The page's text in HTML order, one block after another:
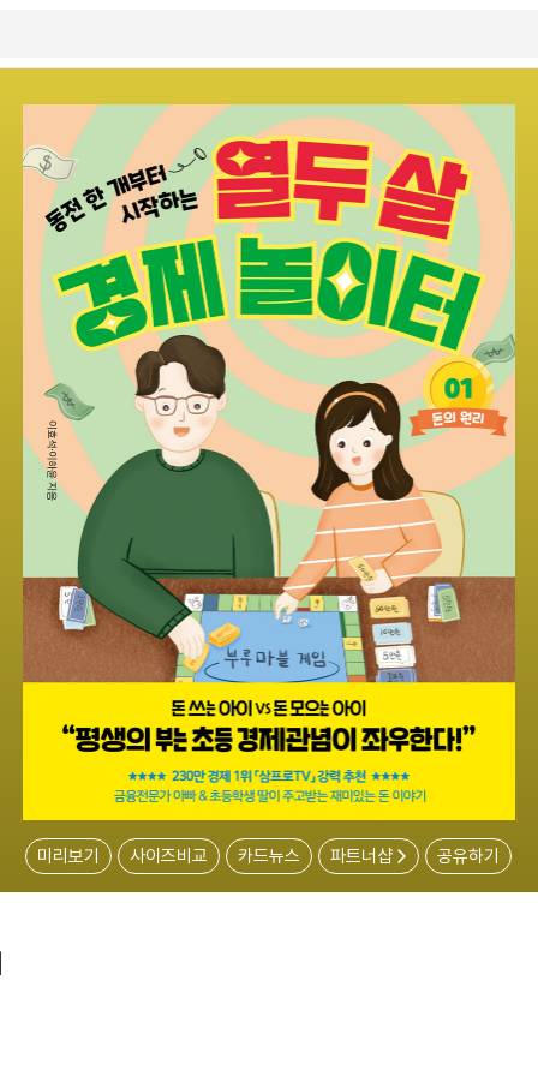
미리보기 사이즈비교 카드뉴스 파트너샵 공유하기